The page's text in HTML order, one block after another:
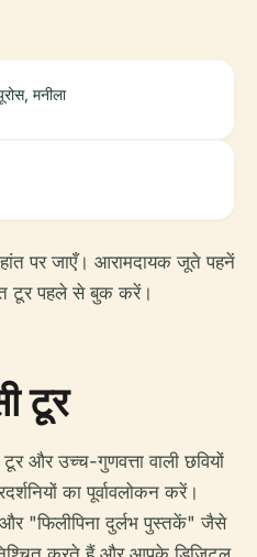
मनीला
पर जाएँ। आरामदायक जूते पहनें
टूर पहले से बुक करें।
टूर
और उच्च-गुणवत्ता वाली छवियों
का पूर्वावलोकन करें।
"फिलीपिना दुर्लभ पुस्तकें" जैसे